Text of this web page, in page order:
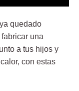
quedado
una
a tus hijos y
con estas